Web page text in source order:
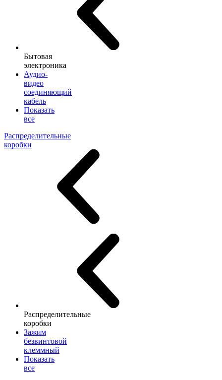
Бытовая
электроника
Аудио-
видео
соединяющий
кабель
Показать
все
Распределительные
коробки
Распределительные
коробки
Зажим
безвинтовой
клеммный
Показать
все